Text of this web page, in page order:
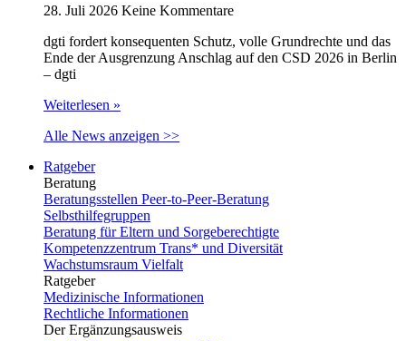
28. Juli 2026 Keine Kommentare
dgti fordert konsequenten Schutz, volle Grundrechte und das
Ende der Ausgrenzung Anschlag auf den CSD 2026 in Berlin
– dgti
Weiterlesen »
Alle News anzeigen >>
Ratgeber
Beratung
Beratungsstellen Peer-to-Peer-Beratung
Selbsthilfegruppen
Beratung für Eltern und Sorgeberechtigte
Kompetenzzentrum Trans* und Diversität
Wachstumsraum Vielfalt
Ratgeber
Medizinische Informationen
Rechtliche Informationen
Der Ergänzungsausweis